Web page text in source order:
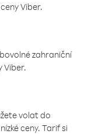
Viber.
zahraniční
Viber.
volat do
ceny. Tarif si